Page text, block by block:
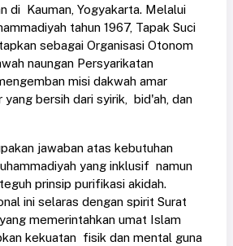
di Kauman, Yogyakarta. Melalui
tahun 1967, Tapak Suci
sebagai Organisasi Otonom
naungan Persyarikatan
misi dakwah amar
yang bersih dari syirik, bid'ah, dan
jawaban atas kebutuhan
yang inklusif namun
prinsip purifikasi akidah.
ini selaras dengan spirit Surat
memerintahkan umat Islam
kekuatan fisik dan mental guna